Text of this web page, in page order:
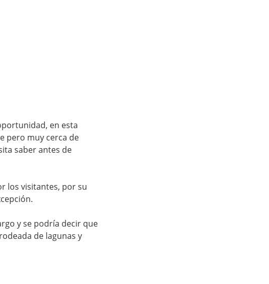
en esta
pero muy cerca de
saber antes de
los visitantes, por su
y se podría decir que
de lagunas y